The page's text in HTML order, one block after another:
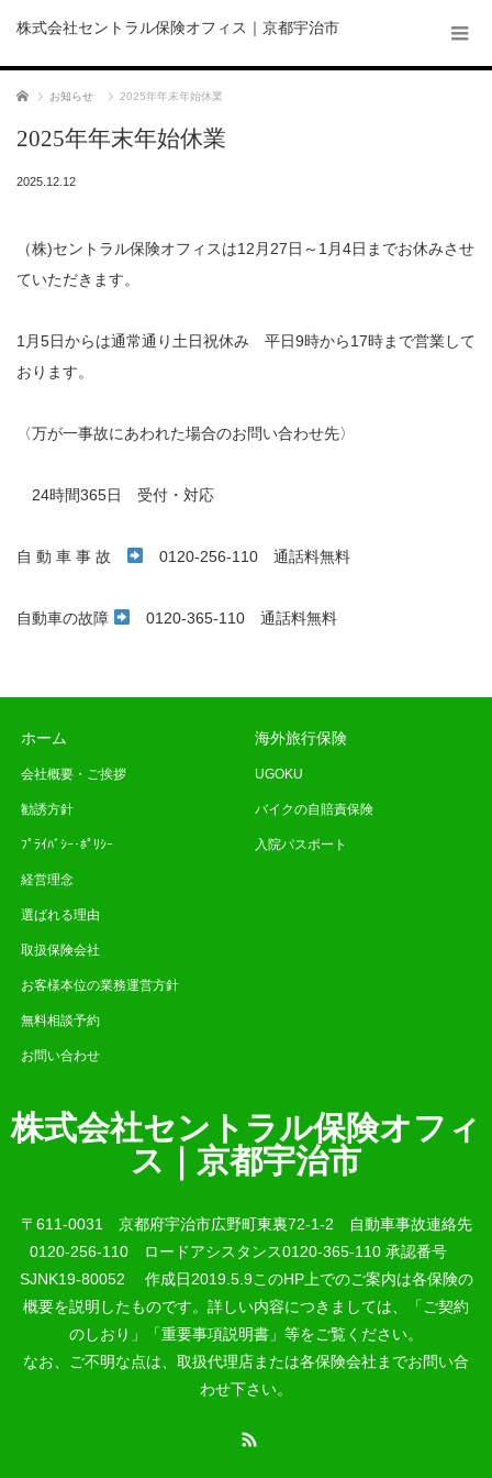
株式会社セントラル保険オフィス｜京都宇治市
ホーム お知らせ 2025年年末年始休業
2025年年末年始休業
2025.12.12
（株)セントラル保険オフィスは12月27日～1月4日までお休みさせ
ていただきます。
1月5日からは通常通り土日祝休み 平日9時から17時まで営業して
おります。
〈万が一事故にあわれた場合のお問い合わせ先〉
24時間365日 受付・対応
自 動 車 事 故 0120-256-110 通話料無料
自動車の故障 0120-365-110 通話料無料
ホーム
会社概要・ご挨拶
勧誘方針
ﾌﾟﾗｲﾊﾞｼｰ･ﾎﾟﾘｼｰ
経営理念
選ばれる理由
取扱保険会社
お客様本位の業務運営方針
無料相談予約
お問い合わせ
海外旅行保険
UGOKU
バイクの自賠責保険
入院パスポート
株式会社セントラル保険オフィ
ス｜京都宇治市
〒611-0031 京都府宇治市広野町東裏72-1-2 自動車事故連絡先
0120-256-110 ロードアシスタンス0120-365-110 承認番号
SJNK19-80052 作成日2019.5.9このHP上でのご案内は各保険の
概要を説明したものです。詳しい内容につきましては、「ご契約
のしおり」「重要事項説明書」等をご覧ください。
なお、ご不明な点は、取扱代理店または各保険会社までお問い合
わせ下さい。